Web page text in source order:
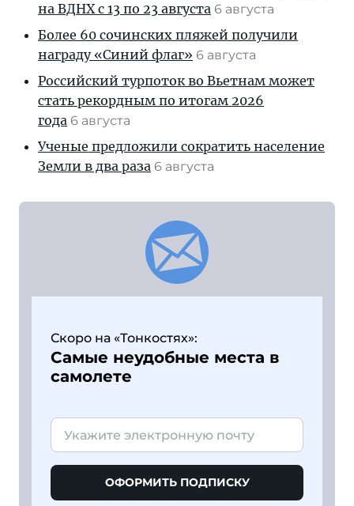
на ВДНХ с 13 по 23 августа 6 августа
Более 60 сочинских пляжей получили
награду «Синий флаг» 6 августа
Российский турпоток во Вьетнам может
стать рекордным по итогам 2026
года 6 августа
Ученые предложили сократить население
Земли в два раза 6 августа
Скоро на «Тонкостях»:
Самые неудобные места в
самолете
ОФОРМИТЬ ПОДПИСКУ